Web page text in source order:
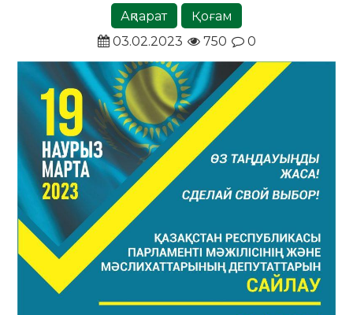
Ақпарат
Қоғам
03.02.2023
750 0